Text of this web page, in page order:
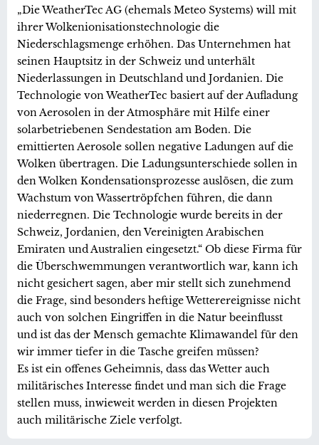
„Die WeatherTec AG (ehemals Meteo Systems) will mit
ihrer Wolkenionisationstechnologie die
Niederschlagsmenge erhöhen. Das Unternehmen hat
seinen Hauptsitz in der Schweiz und unterhält
Niederlassungen in Deutschland und Jordanien. Die
Technologie von WeatherTec basiert auf der Aufladung
von Aerosolen in der Atmosphäre mit Hilfe einer
solarbetriebenen Sendestation am Boden. Die
emittierten Aerosole sollen negative Ladungen auf die
Wolken übertragen. Die Ladungsunterschiede sollen in
den Wolken Kondensationsprozesse auslösen, die zum
Wachstum von Wassertröpfchen führen, die dann
niederregnen. Die Technologie wurde bereits in der
Schweiz, Jordanien, den Vereinigten Arabischen
Emiraten und Australien eingesetzt.“ Ob diese Firma für
die Überschwemmungen verantwortlich war, kann ich
nicht gesichert sagen, aber mir stellt sich zunehmend
die Frage, sind besonders heftige Wetterereignisse nicht
auch von solchen Eingriffen in die Natur beeinflusst
und ist das der Mensch gemachte Klimawandel für den
wir immer tiefer in die Tasche greifen müssen?
Es ist ein offenes Geheimnis, dass das Wetter auch
militärisches Interesse findet und man sich die Frage
stellen muss, inwieweit werden in diesen Projekten
auch militärische Ziele verfolgt.